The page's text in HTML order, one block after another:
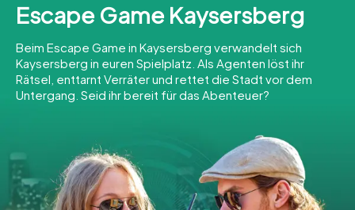
Städte
Touren
Teamevent
INT AT CH
DE
ES
FR UK
IE
Escape Game Kaysersberg
Beim Escape Game in Kaysersberg verwandelt sich
Kaysersberg in euren Spielplatz. Als Agenten löst ihr
Rätsel, enttarnt Verräter und rettet die Stadt vor dem
Untergang. Seid ihr bereit für das Abenteuer?